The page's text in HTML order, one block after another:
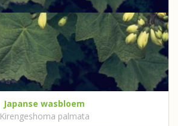
Japanse wasbloem
Kirengeshoma palmata